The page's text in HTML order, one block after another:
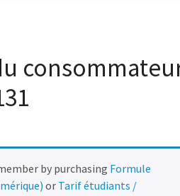
by purchasing Formule
or Tarif étudiants /